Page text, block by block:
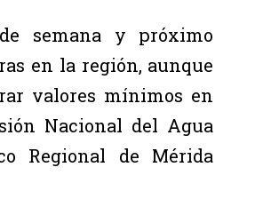
semana y próximo
en la región, aunque
valores mínimos en
Nacional del Agua
Regional de Mérida